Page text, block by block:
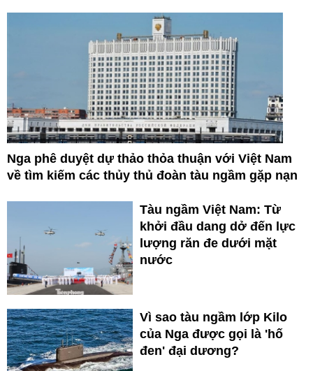
Nga phê duyệt dự thảo thỏa thuận với Việt Nam
về tìm kiếm các thủy thủ đoàn tàu ngầm gặp nạn
Tàu ngầm Việt Nam: Từ
khởi đầu dang dở đến lực
lượng răn đe dưới mặt
nước
Vì sao tàu ngầm lớp Kilo
của Nga được gọi là 'hố
đen' đại dương?